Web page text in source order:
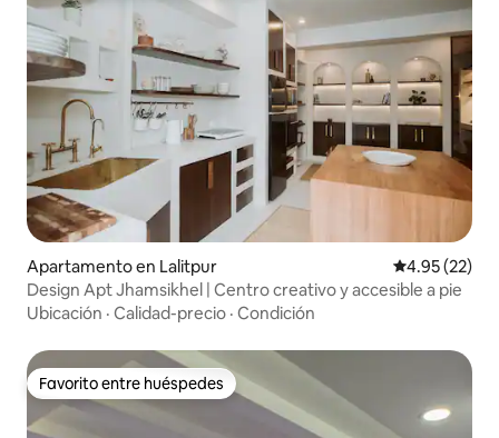
Apartamento en Lalitpur Calificación
4.95 (22)
Design Apt Jhamsikhel | Centro creativo y accesible a pie
Ubicación · Calidad-precio · Condición
Favorito entre huéspedes
Favorito entre huéspedes